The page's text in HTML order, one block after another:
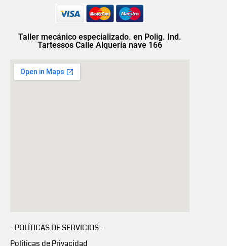
Taller mecánico especializado. en Polig. Ind.
Tartessos Calle Alquería nave 166
- POLÍTICAS DE SERVICIOS -
Políticas de Privacidad